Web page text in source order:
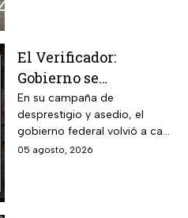
El Verificador:
Gobierno se
contradice sobre TV
Azteca; revive
presuntos adeudos
fiscales
En su campaña de
desprestigio y asedio, el
gobierno federal volvió a caer
en contradicciones al señalar
05 agosto, 2026